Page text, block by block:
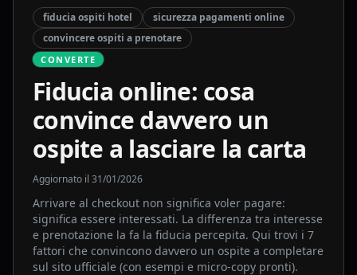
fiducia ospiti hotel
sicurezza pagamenti online
convincere ospiti a prenotare
CONVERTE
Fiducia online: cosa
convince davvero un
ospite a lasciare la carta
Aggiornato il 31/01/2026
Arrivare al checkout non significa voler pagare:
significa essere interessati. La differenza tra interesse
e prenotazione la fa la fiducia percepita. Qui trovi i 7
fattori che convincono davvero un ospite a completare
sul sito ufficiale (con esempi e micro-copy pronti).